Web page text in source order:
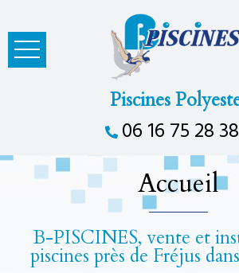
Piscines
06 16 75 28 38
Accueil
B-PISCINES, vente et
piscines près de Fréjus